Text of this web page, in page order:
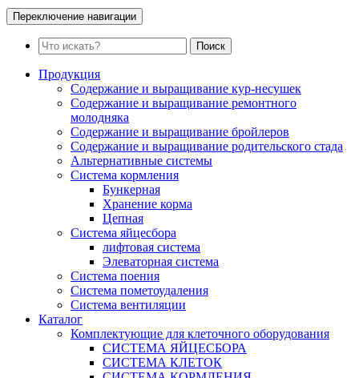
Переключение навигации
Поиск
Продукция
Содержание и выращивание кур-несушек
Содержание и выращивание ремонтного
молодняка
Содержание и выращивание бройлеров
Содержание и выращивание родительского стада
Альтернативные системы
Система кормления
Бункерная
Хранение корма
Цепная
Система яйцесбора
лифтовая система
Элеваторная система
Система поения
Система пометоудаления
Система вентиляции
Каталог
Комплектующие для клеточного оборудования
СИСТЕМА ЯЙЦЕСБОРА
СИСТЕМА КЛЕТОК